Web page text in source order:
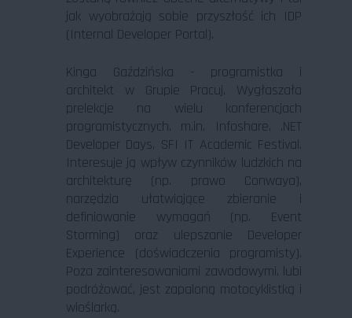
jak wyobrażają sobie przyszłość ich IDP
(Internal Developer Portal).
Kinga Gaździńska - programistka i
architekt w Grupie Pracuj. Wygłaszała
prelekcje na wielu konferencjach
programistycznych, m.in. Infoshare, .NET
Developer Days, SFI IT Academic Festival.
Interesuje ją wpływ czynników ludzkich na
architekturę (np. prawo Conwaya),
narzędzia ułatwiające zbieranie i
definiowanie wymagań (np. Event
Storming) oraz ulepszanie Developer
Experience (doświadczenia programisty).
Poza zainteresowaniami zawodowymi, lubi
podróżować, jest zapaloną motocyklistką i
wioślarką.